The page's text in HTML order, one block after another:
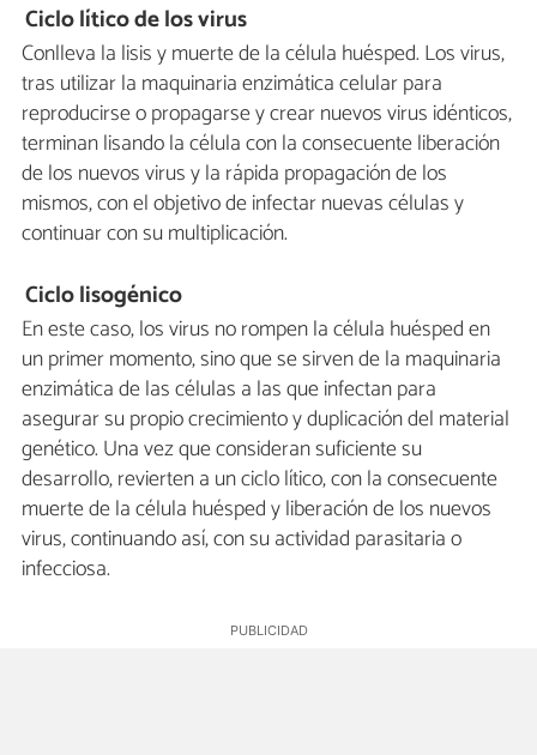
Ciclo lítico de los virus
Conlleva la lisis y muerte de la célula huésped. Los virus,
tras utilizar la maquinaria enzimática celular para
reproducirse o propagarse y crear nuevos virus idénticos,
terminan lisando la célula con la consecuente liberación
de los nuevos virus y la rápida propagación de los
mismos, con el objetivo de infectar nuevas células y
continuar con su multiplicación.
Ciclo lisogénico
En este caso, los virus no rompen la célula huésped en
un primer momento, sino que se sirven de la maquinaria
enzimática de las células a las que infectan para
asegurar su propio crecimiento y duplicación del material
genético. Una vez que consideran suficiente su
desarrollo, revierten a un ciclo lítico, con la consecuente
muerte de la célula huésped y liberación de los nuevos
virus, continuando así, con su actividad parasitaria o
infecciosa.